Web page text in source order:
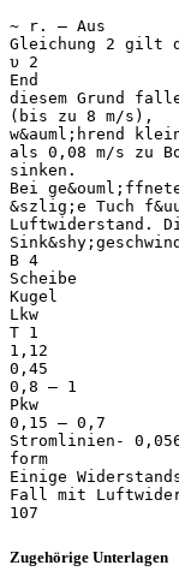
~ r. – Aus
Gleichung 2 gilt
υ ​2
End
diesem Grund
(bis zu 8 m/s),
w&auml;hrend
als 0,08 m/s zu
sinken.
Bei
&szlig;e Tuch
Luftwiderstand.
B 4
Scheibe
Kugel
Lkw
T 1
1,12
0,45
0,8 – 1
Pkw
0,15 – 0,7
Stromlinien-
form
Einige
Fall mit
Zugehörige Unterlagen